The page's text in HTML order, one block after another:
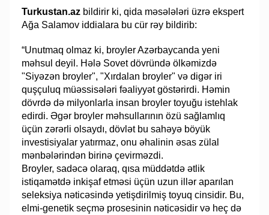
Turkustan.az bildirir ki, qida məsələləri üzrə ekspert
Ağa Salamov iddialara bu cür rəy bildirib:
“Unutmaq olmaz ki, broyler Azərbaycanda yeni
məhsul deyil. Hələ Sovet dövründə ölkəmizdə
"Siyəzən broyler", "Xırdalan broyler" və digər iri
quşçuluq müəssisələri fəaliyyət göstərirdi. Həmin
dövrdə də milyonlarla insan broyler toyuğu istehlak
edirdi. Əgər broyler məhsullarının özü sağlamlıq
üçün zərərli olsaydı, dövlət bu sahəyə böyük
investisiyalar yatırmaz, onu əhalinin əsas zülal
mənbələrindən birinə çevirməzdi.
Broyler, sadəcə olaraq, qısa müddətdə ətlik
istiqamətdə inkişaf etməsi üçün uzun illər aparılan
seleksiya nəticəsində yetişdirilmiş toyuq cinsidir. Bu,
elmi-genetik seçmə prosesinin nəticəsidir və heç də